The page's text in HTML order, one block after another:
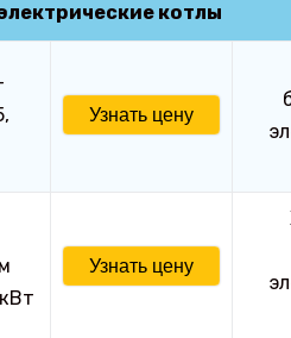
котлы
Узнать цену
Узнать цену